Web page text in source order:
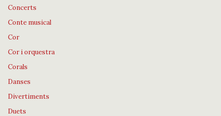
Concerts
Conte musical
Cor
Cor i orquestra
Corals
Danses
Divertiments
Duets